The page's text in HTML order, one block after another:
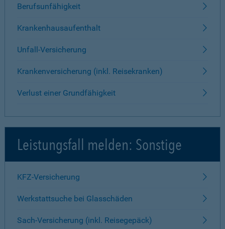
Berufsunfähigkeit
Krankenhausaufenthalt
Unfall-Versicherung
Krankenversicherung (inkl. Reisekranken)
Verlust einer Grundfähigkeit
Leistungsfall melden: Sonstige
KFZ-Versicherung
Werkstattsuche bei Glasschäden
Sach-Versicherung (inkl. Reisegepäck)